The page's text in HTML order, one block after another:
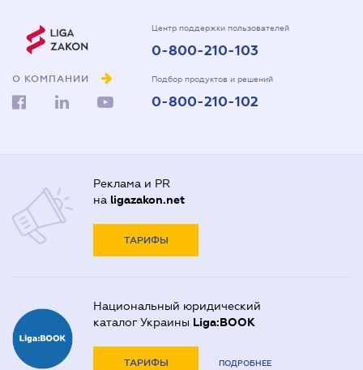
О КОМПАНИИ
Центр поддержки пользователей
0-800-210-103
Подбор продуктов и решений
0-800-210-102
Реклама и PR
на ligazakon.net
ТАРИФЫ
Национальный юридический
каталог Украины Liga:BOOK
ТАРИФЫ ПОДРОБНЕЕ